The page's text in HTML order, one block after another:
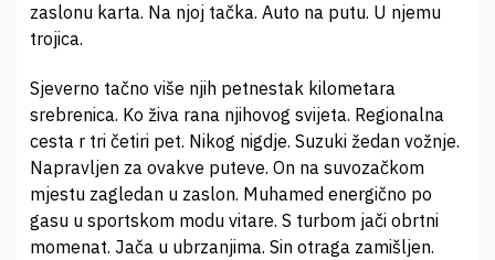
zaslonu karta. Na njoj tačka. Auto na putu. U njemu
trojica.
Sjeverno tačno više njih petnestak kilometara
srebrenica. Ko živa rana njihovog svijeta. Regionalna
cesta r tri četiri pet. Nikog nigdje. Suzuki žedan vožnje.
Napravljen za ovakve puteve. On na suvozačkom
mjestu zagledan u zaslon. Muhamed energično po
gasu u sportskom modu vitare. S turbom jači obrtni
momenat. Jača u ubrzanjima. Sin otraga zamišljen.